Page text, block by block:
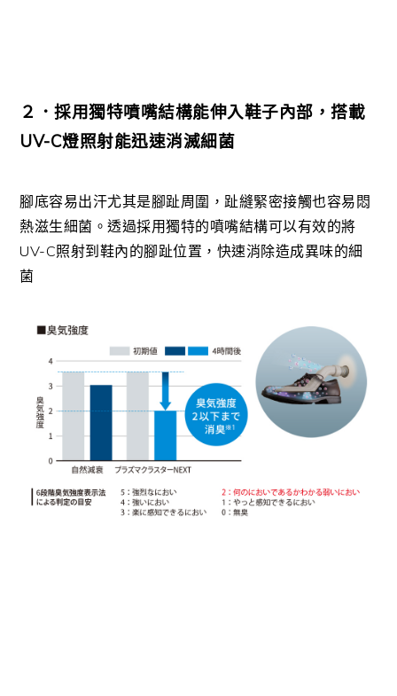
２．採用獨特噴嘴結構能伸入鞋子內部，搭載
UV-C燈照射能迅速消滅細菌
腳底容易出汗尤其是腳趾周圍，趾縫緊密接觸也容易悶
熱滋生細菌。透過採用獨特的噴嘴結構可以有效的將
UV-C照射到鞋內的腳趾位置，快速消除造成異味的細
菌